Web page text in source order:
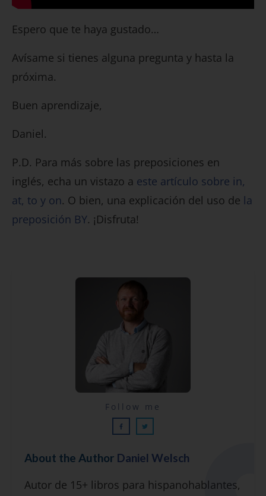
Espero que te haya gustado…
Avísame si tienes alguna pregunta y hasta la
próxima.
Buen aprendizaje,
Daniel.
P.D. Para más sobre las preposiciones en
inglés, echa un vistazo a este artículo sobre in,
at, to y on. O bien, una explicación del uso de la
preposición BY. ¡Disfruta!
Lecciones por email...
Suscríbete y recibirás 2 o 3 lecciones
gratuitas por semana, además de la guía
About the Author Daniel Welsch
Autor de 15+ libros para hispanohablantes,
Follow me